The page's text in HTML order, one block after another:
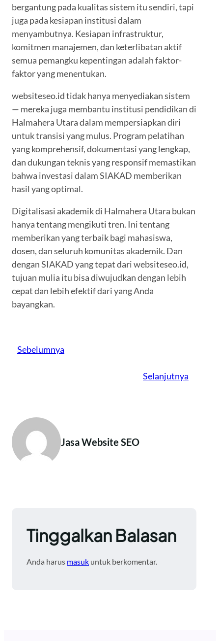
bergantung pada kualitas sistem itu sendiri, tapi
juga pada kesiapan institusi dalam
menyambutnya. Kesiapan infrastruktur,
komitmen manajemen, dan keterlibatan aktif
semua pemangku kepentingan adalah faktor-
faktor yang menentukan.
websiteseo.id tidak hanya menyediakan sistem
— mereka juga membantu institusi pendidikan di
Halmahera Utara dalam mempersiapkan diri
untuk transisi yang mulus. Program pelatihan
yang komprehensif, dokumentasi yang lengkap,
dan dukungan teknis yang responsif memastikan
bahwa investasi dalam SIAKAD memberikan
hasil yang optimal.
Digitalisasi akademik di Halmahera Utara bukan
hanya tentang mengikuti tren. Ini tentang
memberikan yang terbaik bagi mahasiswa,
dosen, dan seluruh komunitas akademik. Dan
dengan SIAKAD yang tepat dari websiteseo.id,
tujuan mulia itu bisa diwujudkan dengan lebih
cepat dan lebih efektif dari yang Anda
bayangkan.
Sebelumnya
Selanjutnya
Jasa Website SEO
Tinggalkan Balasan
Anda harus masuk untuk berkomentar.